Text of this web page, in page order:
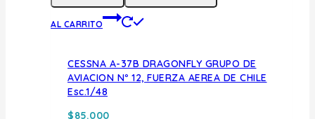
AL CARRITO
CESSNA A-37B DRAGONFLY GRUPO DE
AVIACION Nº 12, FUERZA AEREA DE CHILE
Esc.1/48
$85.000